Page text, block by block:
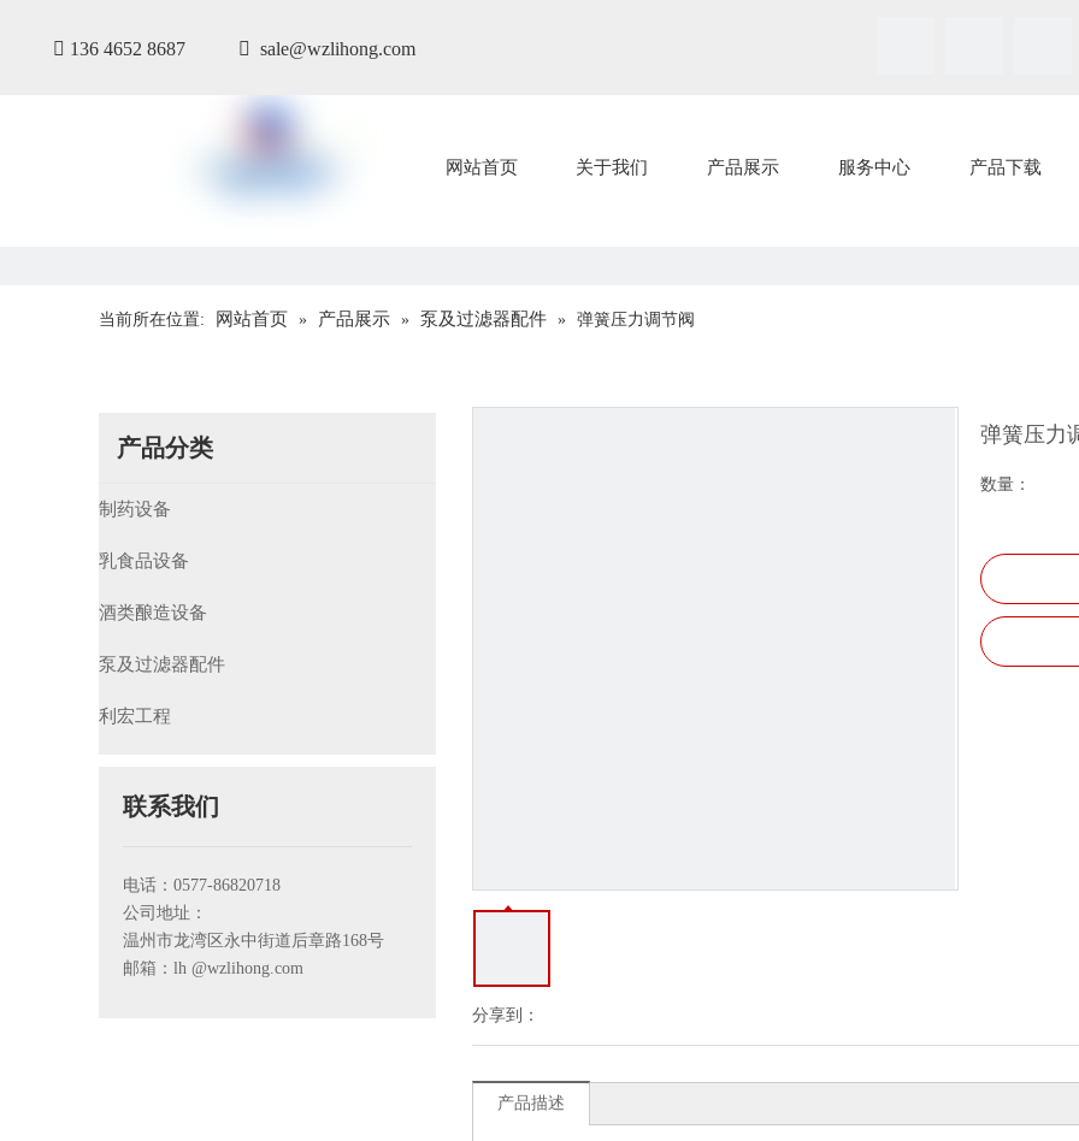
 136 4652 8687  sale@wzlihong.com
网站首页 关于我们 产品展示 服务中心 产品下载
当前所在位置: 网站首页 » 产品展示 » 泵及过滤器配件 » 弹簧压力调节阀
产品分类
制药设备
乳食品设备
酒类酿造设备
泵及过滤器配件
利宏工程
联系我们
电话：0577-86820718
公司地址：
温州市龙湾区永中街道后章路168号
邮箱：lh @wzlihong.com
分享到：
弹簧压力
数量：
产品描述